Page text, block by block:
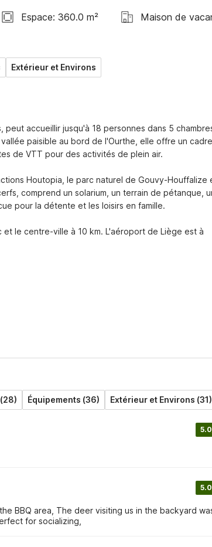
Espace: 360.0 m² Maison de
Extérieur et Environs
accueillir jusqu'à 18 personnes dans 5
paisible au bord de l'Ourthe, elle offre un cadre
de VTT pour des activités de plein air.
Houtopia, le parc naturel de Gouvy-Houffalize
comprend un solarium, un terrain de pétanque,
pour la détente et les loisirs en famille.
et le centre-ville à 10 km. L'aéroport de Liège est à
Équipements (36) Extérieur et Environs (31)
5.0
5.0
BBQ area, The deer visiting us in the backyard
for socializing,